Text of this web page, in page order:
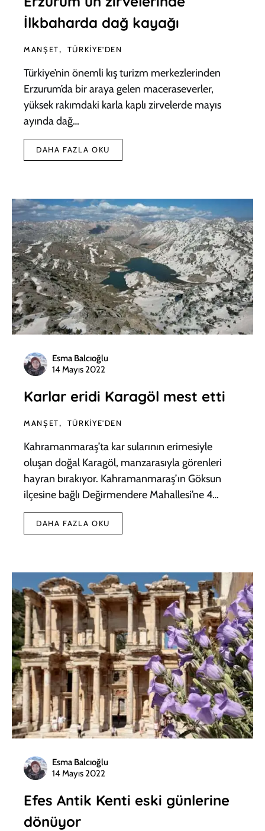
İlkbaharda dağ kayağı
MANŞET TÜRKIYE'DEN
Türkiye’nin önemli kış turizm merkezlerinden
Erzurum’da bir araya gelen maceraseverler,
yüksek rakımdaki karla kaplı zirvelerde mayıs
ayında dağ…
DAHA FAZLA OKU
Esma Balcıoğlu
14 Mayıs 2022
Karlar eridi Karagöl mest etti
MANŞET TÜRKIYE'DEN
Kahramanmaraş’ta kar sularının erimesiyle
oluşan doğal Karagöl, manzarasıyla görenleri
hayran bırakıyor. Kahramanmaraş’ın Göksun
ilçesine bağlı Değirmendere Mahallesi’ne 4…
DAHA FAZLA OKU
Esma Balcıoğlu
14 Mayıs 2022
Efes Antik Kenti eski günlerine
dönüyor